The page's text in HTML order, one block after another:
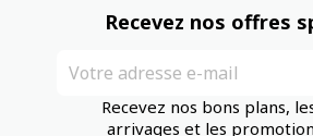
Recevez nos offres
Recevez nos bons plans,
arrivages et les